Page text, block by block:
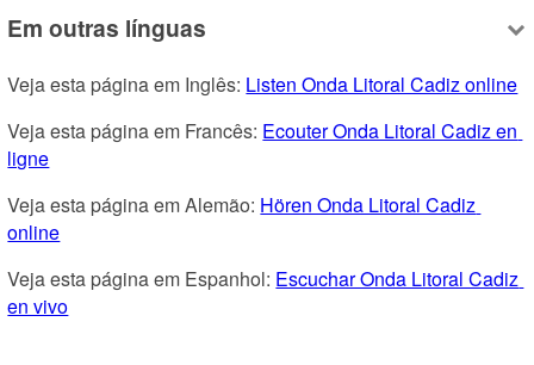
Em outras línguas
Veja esta página em Inglês: Listen Onda Litoral Cadiz online
Veja esta página em Francês: Ecouter Onda Litoral Cadiz en
ligne
Veja esta página em Alemão: Hören Onda Litoral Cadiz
online
Veja esta página em Espanhol: Escuchar Onda Litoral Cadiz
en vivo